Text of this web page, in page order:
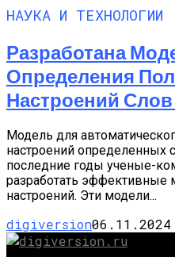
НАУКА И ТЕХНОЛОГИИ
Разработана
Определения
Настроений Слов
Модель для
настроений определенных
последние годы ученые-
разработать эффективные
настроений. Эти модели...
digiversion06.11.2024